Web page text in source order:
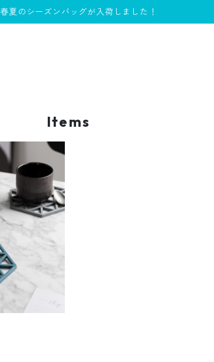
春夏のシーズンバッグが入荷しました！
Items